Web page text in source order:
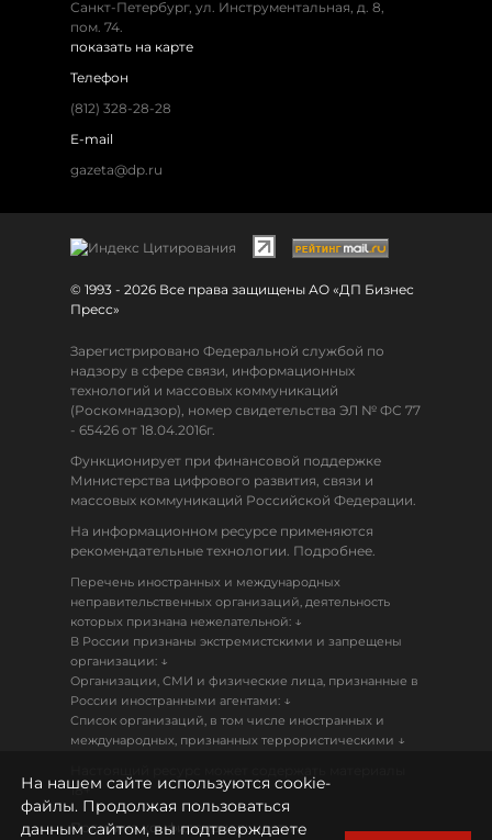
Санкт-Петербург, ул. Инструментальная, д. 8,
пом. 74.
показать на карте
Телефон
(812) 328-28-28
E-mail
gazeta@dp.ru
© 1993 - 2026 Все права защищены АО «ДП Бизнес
Пресс»
Зарегистрировано Федеральной службой по
надзору в сфере связи, информационных
технологий и массовых коммуникаций
(Роскомнадзор), номер свидетельства ЭЛ № ФС 77
- 65426 от 18.04.2016г.
Функционирует при финансовой поддержке
Министерства цифрового развития, связи и
массовых коммуникаций Российской Федерации.
На информационном ресурсе применяются
рекомендательные технологии. Подробнее.
Перечень иностранных и международных
неправительственных организаций, деятельность
которых признана нежелательной: ↓
В России признаны экстремистскими и запрещены
организации: ↓
Организации, СМИ и физические лица, признанные в
России иностранными агентами: ↓
Список организаций, в том числе иностранных и
международных, признанных террористическими ↓
18+
Политика конфиденциальности
На нашем сайте используются cookie-
файлы. Продолжая пользоваться
данным сайтом, вы подтверждаете